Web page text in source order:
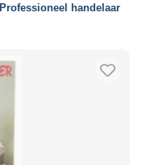
Professioneel handelaar